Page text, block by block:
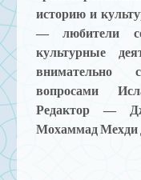
историю и
— любители
культурные
внимательно
вопросами
Редактор —
Мохаммад Мехди